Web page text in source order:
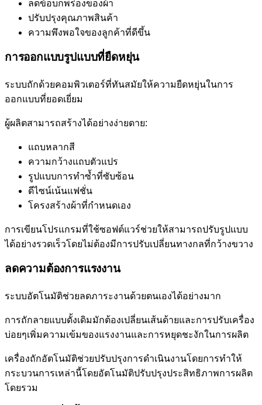
ลดข้อบกพร่องของผ้า
ปรับปรุงคุณภาพสินค้า
ความพึงพอใจของลูกค้าที่ดีขึ้น
การออกแบบรูปแบบที่ยืดหยุ่น
ระบบถักด้วยคอมพิวเตอร์ที่ทันสมัยให้ความยืดหยุ่นในการ
ออกแบบที่ยอดเยี่ยม
ผู้ผลิตสามารถสร้างได้อย่างง่ายดาย:
แถบหลากสี
ความกว้างแถบตัวแปร
รูปแบบการทำซ้ำที่ซับซ้อน
ดีไซน์เน้นแฟชั่น
โครงสร้างผ้าที่กำหนดเอง
การเขียนโปรแกรมที่ใช้ซอฟต์แวร์ช่วยให้สามารถปรับรูปแบบ
ได้อย่างรวดเร็วโดยไม่ต้องมีการปรับเปลี่ยนทางกลที่กว้างขวาง
ลดความต้องการแรงงาน
ระบบอัตโนมัติช่วยลดภาระงานด้วยตนเองได้อย่างมาก
การถักลายแบบดั้งเดิมมักต้องเปลี่ยนเส้นด้ายและการปรับเครื่อง
บ่อยๆเพิ่มความเข้มของแรงงานและการหยุดชะงักในการผลิต
เครื่องถักอัตโนมัติช่วยปรับปรุงการดำเนินงานโดยการทำให้
กระบวนการเหล่านี้โดยอัตโนมัติปรับปรุงประสิทธิภาพการผลิต
โดยรวม